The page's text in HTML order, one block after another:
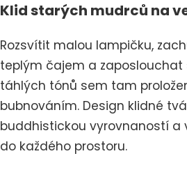
Klid starých mudrců na
Rozsvítit malou lampičku,
teplým čajem a zaposlouchat
táhlých tónů sem tam
bubnováním. Design klidné
buddhistickou vyrovnaností a
do každého prostoru.